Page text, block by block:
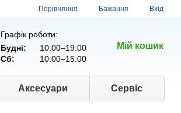
Порівняння Бажання Вхід
Графік роботи:
Будні:
10:00–19:00
Сб:
10:00–15:00
Мій кошик
Аксесуари Сервіс